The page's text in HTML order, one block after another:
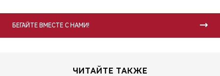
БЕГАЙТЕ ВМЕСТЕ С НАМИ!
ЧИТАЙТЕ ТАКЖЕ